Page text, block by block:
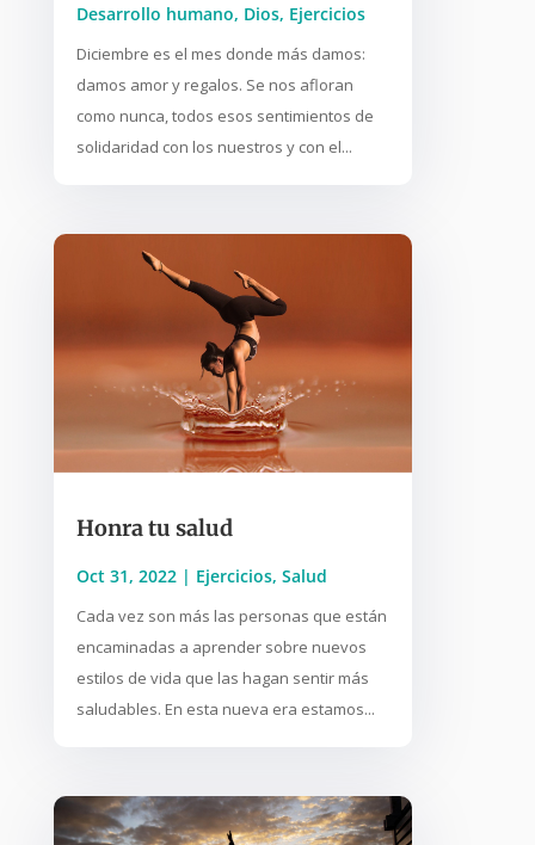
Desarrollo humano, Dios, Ejercicios
Diciembre es el mes donde más damos:
damos amor y regalos. Se nos afloran
como nunca, todos esos sentimientos de
solidaridad con los nuestros y con el...
Honra tu salud
Oct 31, 2022| Ejercicios, Salud
Cada vez son más las personas que están
encaminadas a aprender sobre nuevos
estilos de vida que las hagan sentir más
saludables. En esta nueva era estamos...